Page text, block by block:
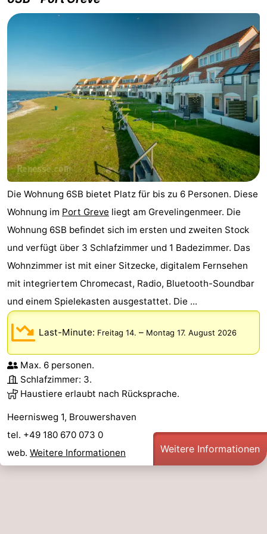
Schwimmbader
-
Wandern
Reiten
-
Golfplatze
Surfen
-
Sportangeln
-
Tauchen
Seehunden
Essen
und
trinken
Veranstaltungen
Praktisch
Forum
Route
-
Parken
Reisebuchshop
Medizin
Adressen
Region
Die Wohnung 6SB bietet Platz für bis zu 6 Personen. Diese
Wohnung im Port Greve liegt am Grevelingenmeer. Die
Wohnung 6SB befindet sich im ersten und zweiten Stock
und verfügt über 3 Schlafzimmer und 1 Badezimmer. Das
Wohnzimmer ist mit einer Sitzecke, digitalem Fernsehen
mit integriertem Chromecast, Radio, Bluetooth-Soundbar
und einem Spielekasten ausgestattet. Die ...
Last-Minute: Freitag 14. – Montag 17. August 2026
Max. 6 personen.
Schlafzimmer: 3.
Haustiere erlaubt nach Rücksprache.
Heernisweg 1, Brouwershaven
tel. +49 180 670 073 0
web. Weitere Informationen Weitere Informationen